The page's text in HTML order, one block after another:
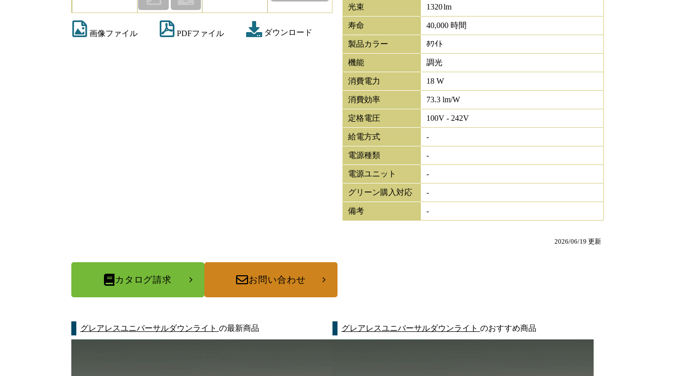
画像ファイル PDFファイル ダウンロード
光束 1320lm
寿命 40,000 時間
製品カラー ﾎﾜｲﾄ
機能 調光
消費電力 18 W
消費効率 73.3 lm/W
定格電圧 100V - 242V
給電方式 -
電源種類 -
電源ユニット -
グリーン購入対応 -
備考 -
2026/06/19 更新
カタログ請求 お問い合わせ
グレアレスユニバーサルダウンライト の最新商品 グレアレスユニバーサルダウンライト のおすすめ商品